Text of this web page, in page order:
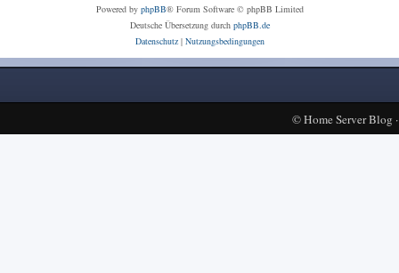
Powered by phpBB® Forum Software © phpBB Limited
Deutsche Übersetzung durch phpBB.de
Datenschutz| Nutzungsbedingungen
©Home Server Blog